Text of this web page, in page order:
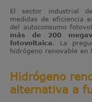
El sector industrial
medidas de eficiencia
del autoconsumo
más de 200
fotovoltaica. La
hidrógeno renovable en
Hidrógeno
alternativa a